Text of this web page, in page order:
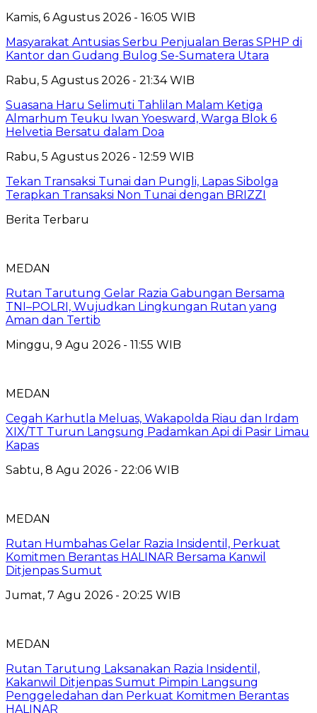
Kamis, 6 Agustus 2026 - 16:05 WIB
Masyarakat Antusias Serbu Penjualan Beras SPHP di
Kantor dan Gudang Bulog Se-Sumatera Utara
Rabu, 5 Agustus 2026 - 21:34 WIB
Suasana Haru Selimuti Tahlilan Malam Ketiga
Almarhum Teuku Iwan Yoesward, Warga Blok 6
Helvetia Bersatu dalam Doa
Rabu, 5 Agustus 2026 - 12:59 WIB
Tekan Transaksi Tunai dan Pungli, Lapas Sibolga
Terapkan Transaksi Non Tunai dengan BRIZZI
Berita Terbaru
MEDAN
Rutan Tarutung Gelar Razia Gabungan Bersama
TNI–POLRI, Wujudkan Lingkungan Rutan yang
Aman dan Tertib
Minggu, 9 Agu 2026 - 11:55 WIB
MEDAN
Cegah Karhutla Meluas, Wakapolda Riau dan Irdam
XIX/TT Turun Langsung Padamkan Api di Pasir Limau
Kapas
Sabtu, 8 Agu 2026 - 22:06 WIB
MEDAN
Rutan Humbahas Gelar Razia Insidentil, Perkuat
Komitmen Berantas HALINAR Bersama Kanwil
Ditjenpas Sumut
Jumat, 7 Agu 2026 - 20:25 WIB
MEDAN
Rutan Tarutung Laksanakan Razia Insidentil,
Kakanwil Ditjenpas Sumut Pimpin Langsung
Penggeledahan dan Perkuat Komitmen Berantas
HALINAR